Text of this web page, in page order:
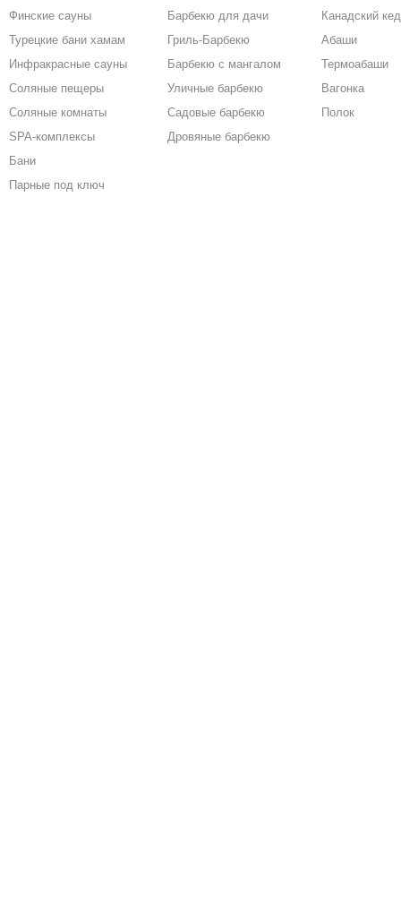
Финские сауны
Турецкие бани хамам
Инфракрасные сауны
Соляные пещеры
Соляные комнаты
SPA-комплексы
Бани
Парные под ключ
Барбекю для дачи
Гриль-Барбекю
Барбекю с мангалом
Уличные барбекю
Садовые барбекю
Дровяные барбекю
Канадский
Абаши
Термоабаши
Вагонка
Полок